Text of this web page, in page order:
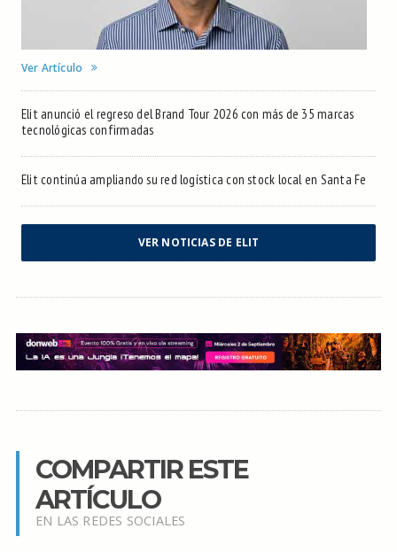
Ver Artículo
Elit anunció el regreso del Brand Tour 2026 con más de 35 marcas
tecnológicas confirmadas
Elit continúa ampliando su red logística con stock local en Santa Fe
VER NOTICIAS DE ELIT
COMPARTIR ESTE
ARTÍCULO
EN LAS REDES SOCIALES